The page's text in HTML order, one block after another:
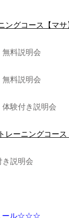
グコース【マサ
料説明会
料説明会
験付き説明会
ーニングコース
説明会
ール☆☆☆